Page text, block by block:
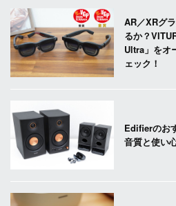
AR／XRグ
るか？
Ultra」をオ
ェック！
Edifierのお
音質と使い